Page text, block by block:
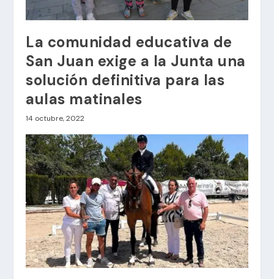
La comunidad educativa de
San Juan exige a la Junta una
solución definitiva para las
aulas matinales
14 octubre, 2022